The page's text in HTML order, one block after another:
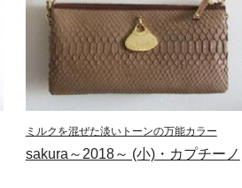
ミルクを混ぜた淡いトーンの万能カラー
sakura～2018～ (小)・カプチーノ